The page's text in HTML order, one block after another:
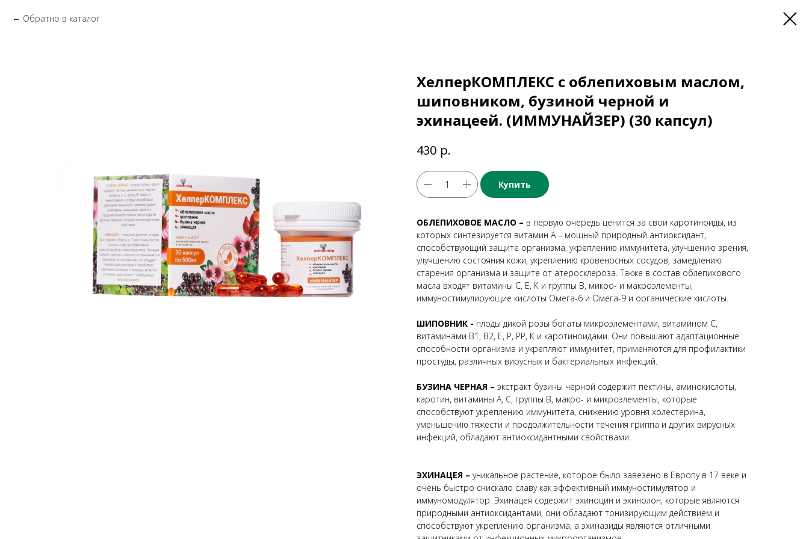
Обратно в каталог
ХелперКОМПЛЕКС с облепиховым маслом,
шиповником, бузиной черной и
эхинацеей. (ИММУНАЙЗЕР) (30 капсул)
430 р.
Купить
ОБЛЕПИХОВОЕ МАСЛО – в первую очередь ценится за свои каротиноиды, из
которых синтезируется витамин А – мощный природный антиоксидант,
способствующий защите организма, укреплению иммунитета, улучшению зрения,
улучшению состояния кожи, укреплению кровеносных сосудов, замедлению
старения организма и защите от атеросклероза. Также в состав облепихового
масла входят витамины С, Е, К и группы В, микро- и макроэлементы,
иммуностимулирующие кислоты Омега-6 и Омега-9 и органические кислоты.
ШИПОВНИК - плоды дикой розы богаты микроэлементами, витамином С,
витаминами В1, В2, Е, Р, РР, К и каротиноидами. Они повышают адаптационные
способности организма и укрепляют иммунитет, применяются для профилактики
простуды, различных вирусных и бактериальных инфекций.
БУЗИНА ЧЕРНАЯ – экстракт бузины черной содержит пектины, аминокислоты,
каротин, витамины А, С, группы В, макро- и микроэлементы, которые
способствуют укреплению иммунитета, снижению уровня холестерина,
уменьшению тяжести и продолжительности течения гриппа и других вирусных
инфекций, обладают антиоксидантными свойствами.
ЭХИНАЦЕЯ – уникальное растение, которое было завезено в Европу в 17 веке и
очень быстро снискало славу как эффективный иммуностимулятор и
иммуномодулятор. Эхинацея содержит эхиноцин и эхинолон, которые являются
природными антиоксидантами, они обладают тонизирующим действием и
способствуют укреплению организма, а эхиназиды являются отличными